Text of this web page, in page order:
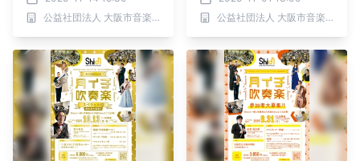
「Osaka Metroコンサー
ト mini」
公益社団法人 大阪市音楽団
す！
公益社団法人 大阪市音楽団